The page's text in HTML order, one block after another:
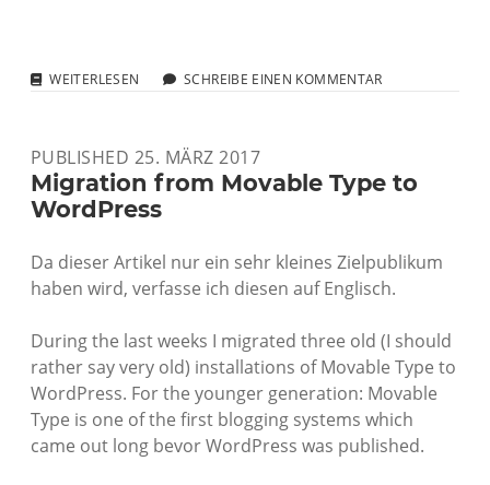
WEITERLESEN MEIN
SCHREIBE EINEN KOMMENTAR
PUBLISHED 25. MÄRZ 2017
Migration from Movable Type to
WordPress
Da dieser Artikel nur ein sehr kleines Zielpublikum
haben wird, verfasse ich diesen auf Englisch.
During the last weeks I migrated three old (I should
rather say very old) installations of Movable Type to
WordPress. For the younger generation: Movable
Type is one of the first blogging systems which
came out long bevor WordPress was published.